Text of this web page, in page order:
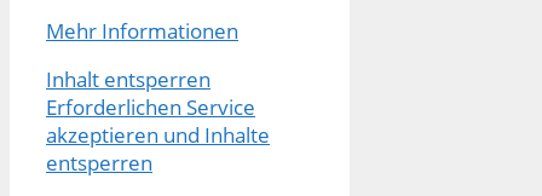
Mehr Informationen
Inhalt entsperren
Erforderlichen Service
akzeptieren und Inhalte
entsperren